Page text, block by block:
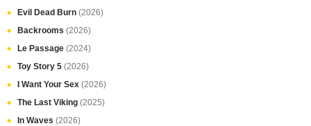
Evil Dead Burn (2026)
Backrooms (2026)
Le Passage (2024)
Toy Story 5 (2026)
I Want Your Sex (2026)
The Last Viking (2025)
In Waves (2026)